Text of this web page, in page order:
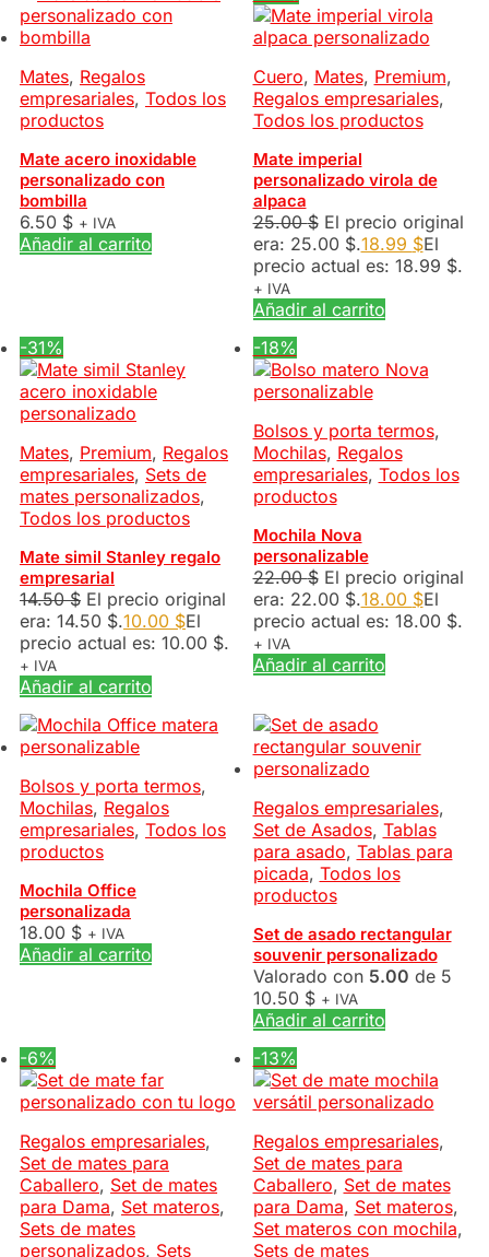
Mates, Regalos
empresariales, Todos los
productos
Mate acero inoxidable
personalizado con
bombilla
6.50 $ + IVA
Añadir al carrito
Cuero, Mates, Premium,
Regalos empresariales,
Todos los productos
Mate imperial
personalizado virola de
alpaca
25.00$ El precio original
era: 25.00 $.18.99 $El
precio actual es: 18.99 $.
+ IVA
Añadir al carrito
-31%
Mates, Premium, Regalos
empresariales, Sets de
mates personalizados,
Todos los productos
Mate simil Stanley regalo
empresarial
14.50$ El precio original
era: 14.50 $.10.00 $El
precio actual es: 10.00 $.
+ IVA
Añadir al carrito
-18%
Bolsos y porta termos,
Mochilas, Regalos
empresariales, Todos los
productos
Mochila Nova
personalizable
22.00$ El precio original
era: 22.00 $.18.00 $El
precio actual es: 18.00 $.
+ IVA
Añadir al carrito
Bolsos y porta termos,
Mochilas, Regalos
empresariales, Todos los
productos
Mochila Office
personalizada
18.00 $ + IVA
Añadir al carrito
Regalos empresariales,
Set de Asados, Tablas
para asado, Tablas para
picada, Todos los
productos
Set de asado rectangular
souvenir personalizado
Valorado con 5.00 de 5
10.50 $ + IVA
Añadir al carrito
-6%
Regalos empresariales,
Set de mates para
Caballero, Set de mates
para Dama, Set materos,
Sets de mates
personalizados, Sets
-13%
Regalos empresariales,
Set de mates para
Caballero, Set de mates
para Dama, Set materos,
Set materos con mochila,
Sets de mates